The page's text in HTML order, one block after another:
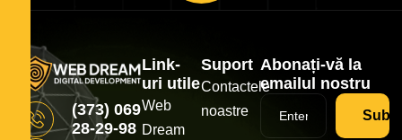
(373) 069
28-29-98
Link-
uri utile
Web
Dream
Suport
Contactele
noastre
Abonați-vă la
emailul nostru